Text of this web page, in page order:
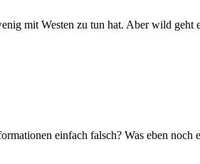
mit Westen zu tun hat. Aber wild
einfach falsch? Was eben